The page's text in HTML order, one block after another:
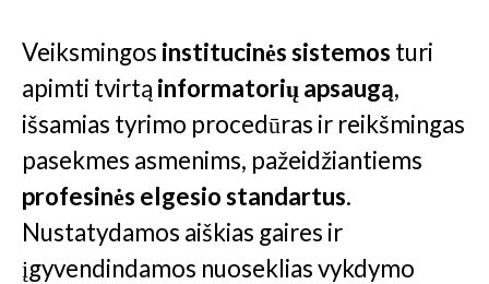
Veiksmingos institucinės sistemos turi
apimti tvirtą informatorių apsaugą,
išsamias tyrimo procedūras ir reikšmingas
pasekmes asmenims, pažeidžiantiems
profesinės elgesio standartus.
Nustatydamos aiškias gaires ir
įgyvendindamos nuoseklias vykdymo